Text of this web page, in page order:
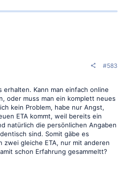
#583
erhalten. Kann man einfach online
oder muss man ein komplett neues
kein Problem, habe nur Angst,
ETA kommt, weil bereits ein
natürlich die persönlichen Angaben
sind. Somit gäbe es
gleiche ETA, nur mit anderen
schon Erfahrung gesammeltt?